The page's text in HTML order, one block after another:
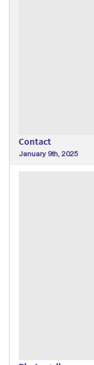
Contact
January 9th, 2025